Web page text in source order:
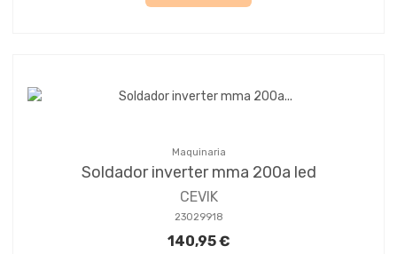
Maquinaria
Soldador inverter mma 200a led
CEVIK
23029918
140,95 €